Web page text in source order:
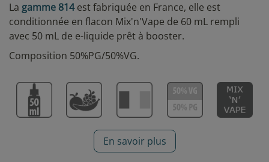
La gamme 814est fabriquée en France, elle est
conditionnée en flacon Mix'n'Vape de 60 mL rempli
avec 50 mL de e-liquide prêt à booster.
Composition 50%PG/50%VG.
En savoir plus